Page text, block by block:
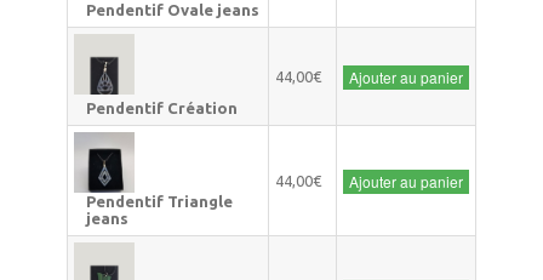
Pendentif Ovale jeans
Pendentif Création
44,00€ Ajouter au panier
Pendentif Triangle
jeans
44,00€ Ajouter au panier